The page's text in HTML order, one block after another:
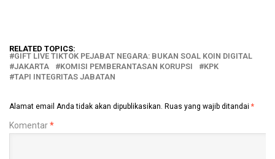
RELATED TOPICS:
GIFT LIVE TIKTOK PEJABAT NEGARA: BUKAN SOAL KOIN DIGITAL
JAKARTA
KOMISI PEMBERANTASAN KORUPSI
KPK
TAPI INTEGRITAS JABATAN
Alamat email Anda tidak akan dipublikasikan. Ruas yang wajib ditandai *
Komentar*